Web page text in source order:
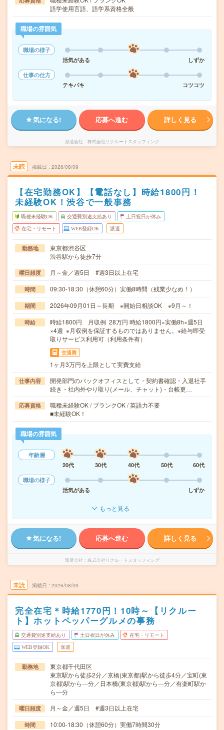
語学使用言語、語学系資格全般
職場の雰囲気
職場の様子
活気がある
しずか
仕事の仕方
テキパキ
コツコツ
気になる! 応募へ進む 詳しく見る
派遣会社 株式会社リクルートスタッフィング
未読 掲載日 2026/08/09
【在宅勤務OK】【電話なし】時給1800円！
未経験OK！渋谷で一般事務
職種未経験OK 交通費別途支給あり 土日祝日が休み
在宅・リモート WEB登録OK 派遣
勤務地
東京都渋谷区
渋谷駅から徒歩7分
曜日頻度 月～金／週5日 #週3日以上在宅
時間 09:30-18:30（休憩60分）実働8時間（残業少なめ！）
期間 2026年09月01日～長期 ※開始日相談OK ※9月～！
時給
時給1800円 月収例 28万円 時給1800円×実働8h×週5日
×4週 ※月収例を保証するものではありません。※給与即受
取りサービス利用可（利用条件有）
交通費
1ヶ月3万円を上限として実費支給
仕事内容
開発部門のバックオフィスとして・契約書確認・入退社手
続き・社内外やり取り(メール、チャット)・台帳更…
応募資格
職種未経験OK / ブランクOK / 英語力不要
■未経験OK！
職場の雰囲気
年齢層
20代
30代 40代 50代
60代
職場の様子
活気がある
しずか
もっと見る
気になる! 応募へ進む 詳しく見る
派遣会社 株式会社リクルートスタッフィング
未読 掲載日 2026/08/09
完全在宅＊時給1770円！10時～【リクルー
ト】ホットペッパーグルメの事務
交通費別途支給あり 土日祝日が休み 在宅・リモート
WEB登録OK 派遣
勤務地
東京都千代田区
東京駅から徒歩2分／京橋(東京都)駅から徒歩4分／宝町(東
京都)駅から---分／日本橋(東京都)駅から---分／有楽町駅か
ら---分
曜日頻度 月～金／週5日 #週3日以上在宅
時間 10:00-18:30（休憩60分）実働7時間30分